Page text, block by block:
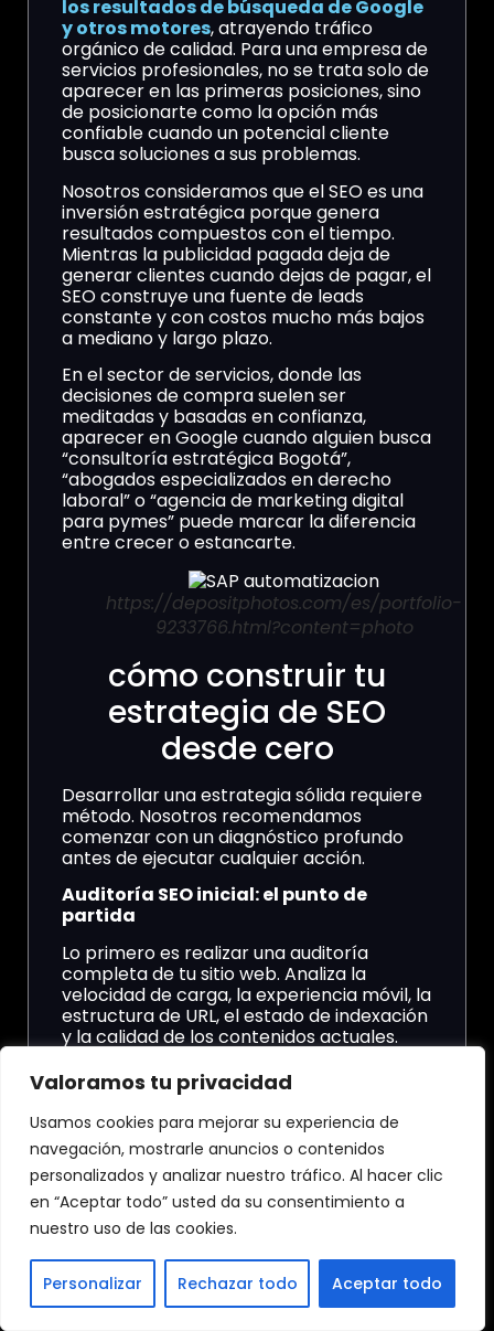
Valoramos tu privacidad
Usamos cookies para mejorar su experiencia de
navegación, mostrarle anuncios o contenidos
personalizados y analizar nuestro tráfico. Al hacer clic
en “Aceptar todo” usted da su consentimiento a
nuestro uso de las cookies.
Personalizar Rechazar todo Aceptar todo
los resultados de búsqueda de Google
y otros motores, atrayendo tráfico
orgánico de calidad. Para una empresa de
servicios profesionales, no se trata solo de
aparecer en las primeras posiciones, sino
de posicionarte como la opción más
confiable cuando un potencial cliente
busca soluciones a sus problemas.
Nosotros consideramos que el SEO es una
inversión estratégica porque genera
resultados compuestos con el tiempo.
Mientras la publicidad pagada deja de
generar clientes cuando dejas de pagar, el
SEO construye una fuente de leads
constante y con costos mucho más bajos
a mediano y largo plazo.
En el sector de servicios, donde las
decisiones de compra suelen ser
meditadas y basadas en confianza,
aparecer en Google cuando alguien busca
“consultoría estratégica Bogotá”,
“abogados especializados en derecho
laboral” o “agencia de marketing digital
para pymes” puede marcar la diferencia
entre crecer o estancarte.
https://depositphotos.com/es/portfolio-
9233766.html?content=photo
cómo construir tu
estrategia de SEO
desde cero
Desarrollar una estrategia sólida requiere
método. Nosotros recomendamos
comenzar con un diagnóstico profundo
antes de ejecutar cualquier acción.
Auditoría SEO inicial: el punto de
partida
Lo primero es realizar una auditoría
completa de tu sitio web. Analiza la
velocidad de carga, la experiencia móvil, la
estructura de URL, el estado de indexación
y la calidad de los contenidos actuales.
Console, Screaming Frog y SEMrush son
excelentes aliadas en esta fase.
Identifica también lasfortalezas y
debilidades de tu competencia.
Observa qué palabras clave dominan, qué
tipo de contenido publican y cómo
estructuran sus sitios. Este análisis
competitivo te dará ideas claras sobre las
oportunidades que puedes aprovechar.
Definición de objetivos y KPIs claros